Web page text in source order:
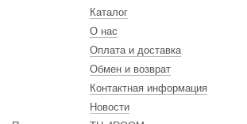
Каталог
О нас
Оплата и доставка
Обмен и возврат
Контактная информация
Новости